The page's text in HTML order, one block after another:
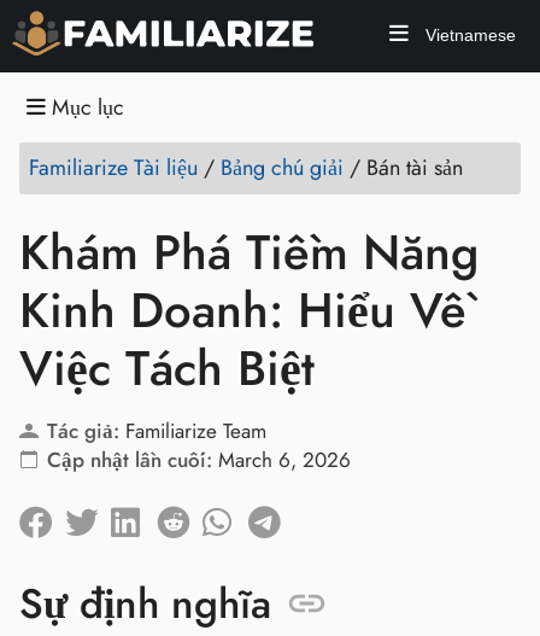
Vietnamese
Mục lục
Familiarize Tài liệu / Bảng chú giải / Bán tài sản
Khám Phá Tiềm Năng
Kinh Doanh: Hiểu Về
Việc Tách Biệt
Tác giả: Familiarize Team
Cập nhật lần cuối: March 6, 2026
Sự định nghĩa